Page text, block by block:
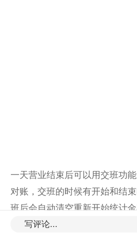
一天营业结束后可以用交班功
对账，交班的时候有开始和结
班后会自动清空重新开始统计
写评论...